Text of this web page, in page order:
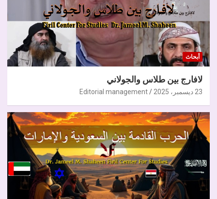
أبحاث
لافارج بين طلاس والجولاني
23 ديسمبر، 2025 Editorial management